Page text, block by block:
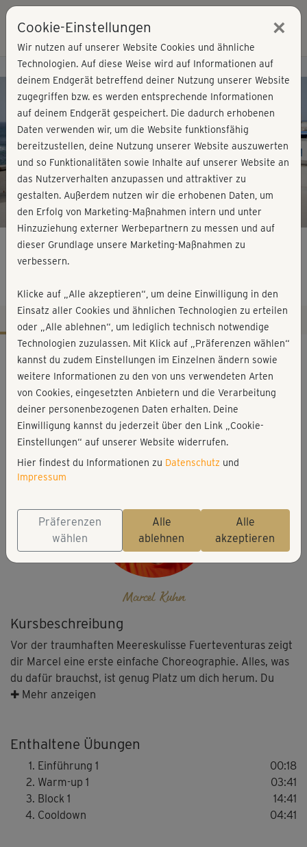
Play
Video
Kursvorschau - Jetzt mitmachen!
AeroDance Easy - Block 1
Kursbeschreibung
Vor der traumhaften Meereskulisse Fuerteventuras zeigt
dir Marcel eine erste einfache Choreographie. Alles, was
du dafür brauchst, ist genug Platz um dich herum. Du
beginnst mit einem Warm-up. Darauf folgt der
Schrittfolge drauf hast, nimmst du die Arme dazu.
Vergiss bei allen Moves dein Lächeln nicht, denn das
Training soll Spaß machen! Ein Cooldown am Ende bringt
deinen Kreislauf wieder auf Normalniveau.
✚ Mehr anzeigen
Enthaltene Übungen
Einführung 1
00:18
Warm-up 1
03:41
Block 1
14:41
Cooldown
04:41
Workout-Facts
leicht
23 Min
169 kcal
Marcel Kuhn
Marcel Kuhn
Cookie-Einstellungen ×
Wir nutzen auf unserer Website Cookies und ähnliche
Technologien. Auf diese Weise wird auf Informationen auf
deinem Endgerät betreffend deiner Nutzung unserer Website
zugegriffen bzw. es werden entsprechende Informationen
auf deinem Endgerät gespeichert. Die dadurch erhobenen
Daten verwenden wir, um die Website funktionsfähig
bereitzustellen, deine Nutzung unserer Website auszuwerten
und so Funktionalitäten sowie Inhalte auf unserer Website an
das Nutzerverhalten anzupassen und attraktiver zu
gestalten. Außerdem nutzen wir die erhobenen Daten, um
den Erfolg von Marketing-Maßnahmen intern und unter
Hinzuziehung externer Werbepartnern zu messen und auf
dieser Grundlage unsere Marketing-Maßnahmen zu
verbessern.
Klicke auf „Alle akzeptieren“, um deine Einwilligung in den
Einsatz aller Cookies und ähnlichen Technologien zu erteilen
oder „Alle ablehnen“, um lediglich technisch notwendige
Technologien zuzulassen. Mit Klick auf „Präferenzen wählen“
kannst du zudem Einstellungen im Einzelnen ändern sowie
weitere Informationen zu den von uns verwendeten Arten
von Cookies, eingesetzten Anbietern und die Verarbeitung
deiner personenbezogenen Daten erhalten. Deine
Einwilligung kannst du jederzeit über den Link „Cookie-
Einstellungen“ auf unserer Website widerrufen.
Hier findest du Informationen zu Datenschutz und
Impressum
Präferenzen
wählen
Alle
ablehnen
Alle
akzeptieren